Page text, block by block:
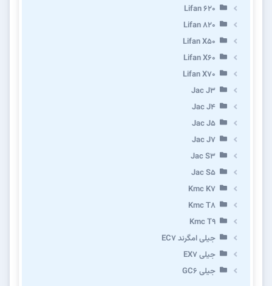
Lifan 620
Lifan 820
Lifan X50
Lifan X60
Lifan X70
Jac J3
Jac J4
Jac J5
Jac J7
Jac S3
Jac S5
Kmc K7
Kmc T8
Kmc T9
جیلی امگرند EC7
جیلی EX7
جیلی GC6